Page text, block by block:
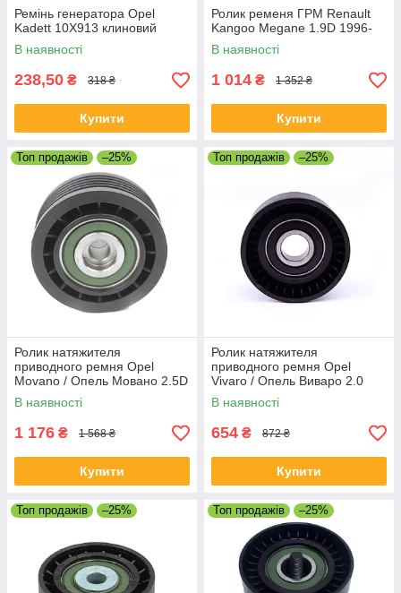
Ремінь генератора Opel
Kadett 10X913 клиновий
В наявності
238,50 ₴ 318 ₴
Купити
Ролик ременя ГРМ Renault
Kangoo Megane 1.9D 1996-
В наявності
1 014 ₴ 1 352 ₴
Купити
Топ продажів –25%
Ролик натяжителя
приводного ремня Opel
Movano / Опель Мовано 2.5D
/ 2.8TDI 1999
В наявності
1 176 ₴ 1 568 ₴
Купити
Топ продажів –25%
Ролик натяжителя
приводного ремня Opel
Vivaro / Опель Виваро 2.0
DCI
В наявності
654 ₴ 872 ₴
Купити
Топ продажів –25% Топ продажів –25%